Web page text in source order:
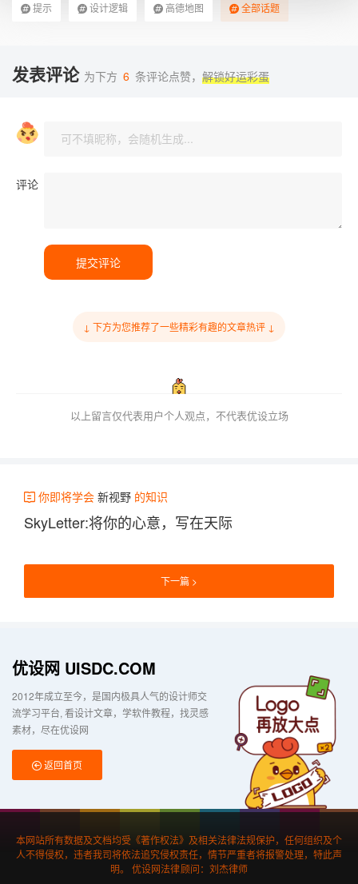
提示 设计逻辑 高德地图 全部话题
发表评论 为下方 6 条评论点赞， 解锁好运彩蛋
评论
提交评论
↓ 下方为您推荐了一些精彩有趣的文章热评 ↓
以上留言仅代表用户个人观点，不代表优设立场
你即将学会 新视野 的知识
SkyLetter:将你的心意，写在天际
下一篇
优设网 UISDC.COM
2012年成立至今，是国内极具人气的设计师交
流学习平台 看设计文章，学软件教程，找灵感
素材，尽在优设网
返回首页
本网站所有数据及文档均受《著作权法》及相关法律法规保护，任何组织及个
人不得侵权，违者我司将依法追究侵权责任，情节严重者将报警处理，特此声
明。 优设网法律顾问：刘杰律师